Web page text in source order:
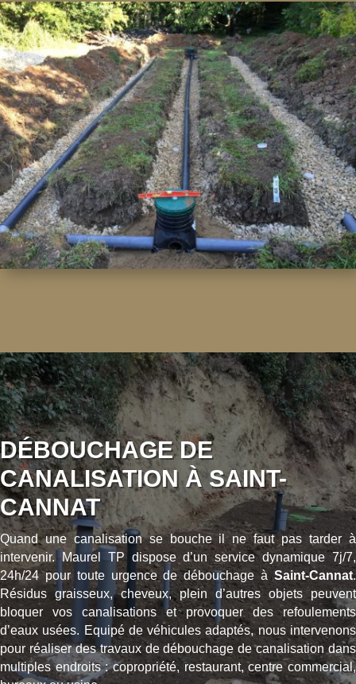
DÉBOUCHAGE DE
CANALISATION À SAINT-
CANNAT
Quand une canalisation se bouche il ne faut pas tarder à
intervenir. Maurel TP dispose d’un service dynamique 7j/7,
24h/24 pour toute urgence de débouchage àSaint-Cannat.
Résidus graisseux, cheveux, plein d’autres objets peuvent
bloquer vos canalisations et provoquer des refoulements
d’eaux usées. Equipé de véhicules adaptés, nous intervenons
pour réaliser des travaux de débouchage de canalisation dans
multiples endroits : copropriété, restaurant, centre commercial,